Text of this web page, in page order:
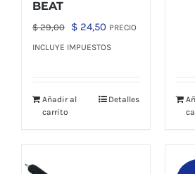
BEAT
$29,00
El
precio
$ 29,00.
$ 24,50El
precio
$ 24,50.
PRECIO
INCLUYE IMPUESTOS
Añadir al
carrito
Detalles